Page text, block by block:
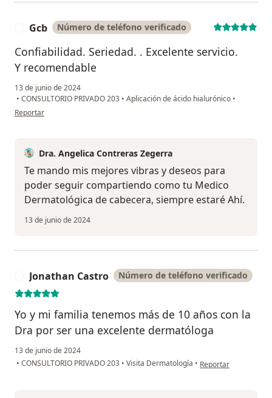
Gcb Número de teléfono verificado
Confiabilidad. Seriedad. . Excelente servicio.
Y recomendable
13 de junio de 2024
• CONSULTORIO PRIVADO 203 • Aplicación de ácido hialurónico •
en opinión del usuario Gcb
Reportar
Dra. Angelica Contreras Zegerra
Te mando mis mejores vibras y deseos para
poder seguir compartiendo como tu Medico
Dermatológica de cabecera, siempre estaré Ahí.
13 de junio de 2024
Jonathan Castro Número de teléfono verificado
Yo y mi familia tenemos más de 10 años con la
Dra por ser una excelente dermatóloga
13 de junio de 2024
• CONSULTORIO PRIVADO 203 • Visita Dermatología • en opinión del
Reportar